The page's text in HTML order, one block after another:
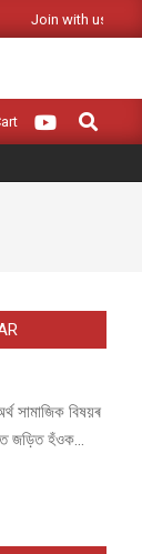
Join with us in
Search
সামাজিক বিষয়ৰ
জড়িত হঁওক...